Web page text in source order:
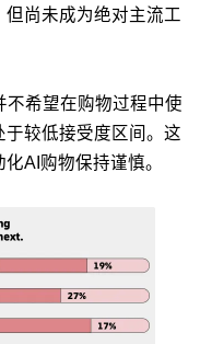
尚未成为绝对主流工
不希望在购物过程中使
较低接受度区间。这
AI购物保持谨慎。